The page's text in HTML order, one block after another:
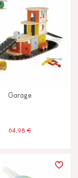
Garage
64,98 €